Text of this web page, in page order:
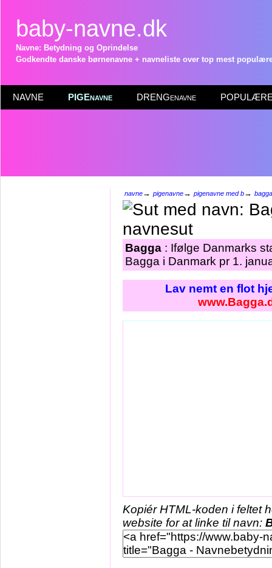
baby-navne.dk
Navne: Betydning og Oprindelse
Godkendte danske børnenavne + navneliste over top mest
NAVNE PIGEnavne DRENGenavne POPULÆRE
navne→ pigenavne→ pigenavne med b→ bagga
Bagga : Ifølge Danmarks
Bagga i Danmark pr 1.
Lav nemt en flot
Kopiér HTML-koden i feltet
website for at linke til navn: